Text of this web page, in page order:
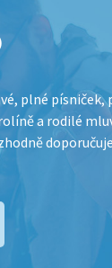
plné
a rodilé